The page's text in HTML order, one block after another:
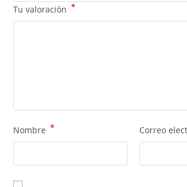
Tu valoración *
Nombre * Correo